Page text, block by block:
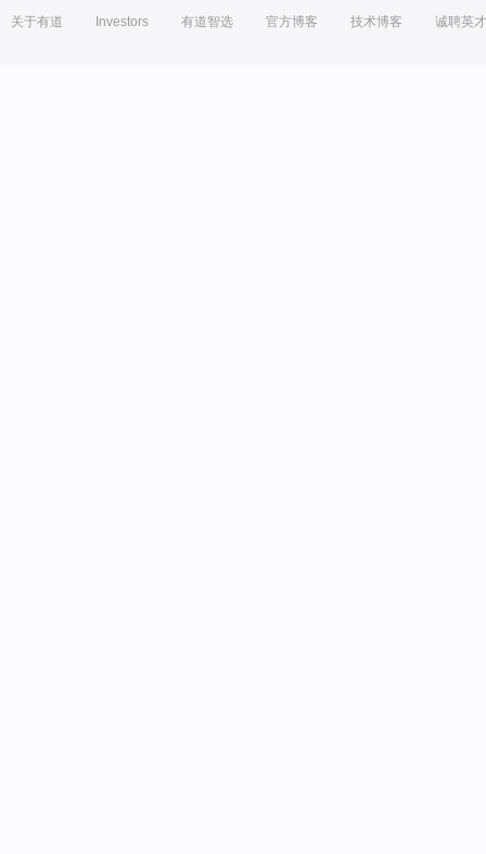
关于有道 Investors 有道智选 官方博客 技术博客 诚聘英才